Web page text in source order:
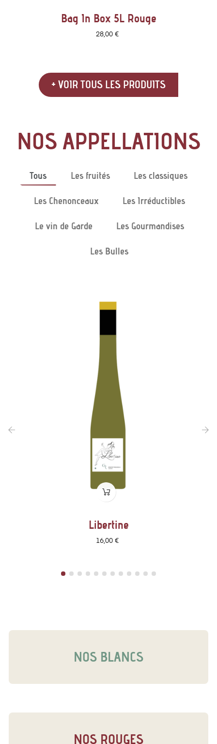
Bag In Box 5L Rouge
Prix
28,00 €
+ VOIR TOUS LES PRODUITS
NOS APPELLATIONS
Tous Les fruités Les classiques
Les Chenonceaux Les Irréductibles
Le vin de Garde Les Gourmandises
Les Bulles
Libertine
Prix
16,00 €
NOS BLANCS
NOS ROUGES